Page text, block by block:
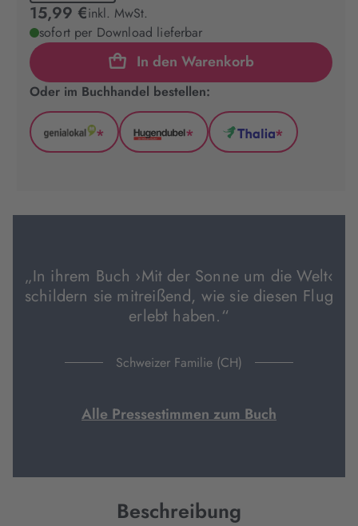
15,99 €inkl. MwSt.
sofort per Download lieferbar
In den Warenkorb
Oder im Buchhandel bestellen:
GenialLokal
Tab
*
Hugendubel
Tab
*
Thalia
Tab
*
„In ihrem Buch ›Mit der Sonne um die Welt‹
schildern sie mitreißend, wie sie diesen Flug
erlebt haben.“
Schweizer Familie (CH)
Alle Pressestimmen zum Buch
Beschreibung